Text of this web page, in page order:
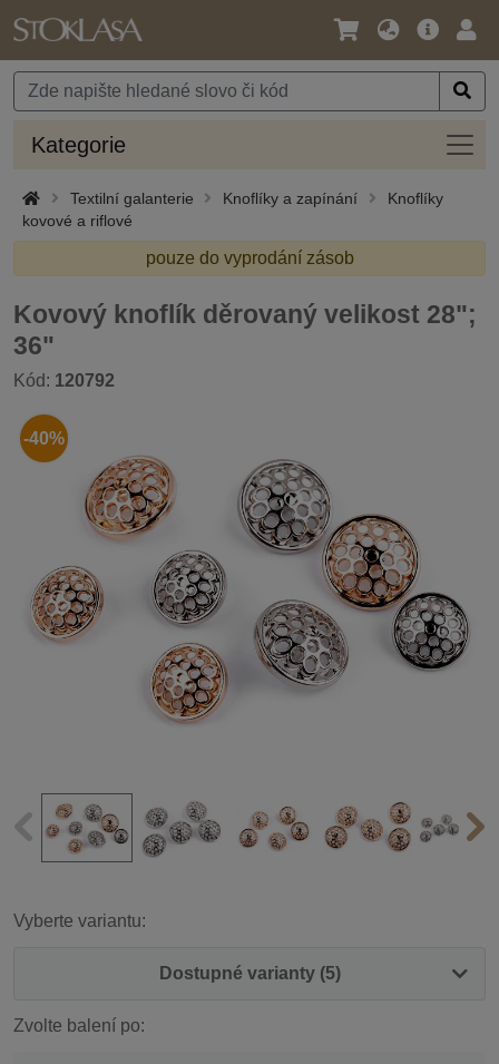
Jazyk
Měna
Hlavní
Kategorie
Textilní galanterie Knoflíky a zapínání
Knoflíky
kovové a riflové
pouze do vyprodání zásob
Kovový knoflík děrovaný velikost 28";
36"
Kód: 120792
-40%
Vyberte variantu:
Dostupné varianty (5)
Zvolte balení po: